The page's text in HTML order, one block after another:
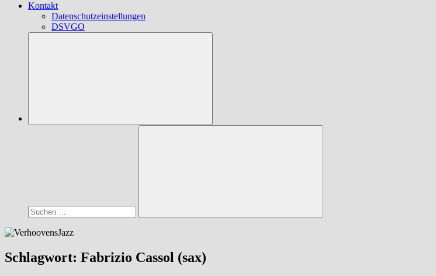
Kontakt
Datenschutzeinstellungen
DSVGO
Suchen
Schlagwort: Fabrizio Cassol (sax)